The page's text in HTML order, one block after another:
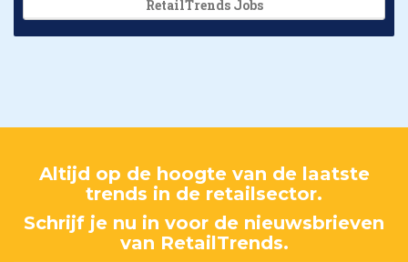
RetailTrends Jobs
Altijd op de hoogte van de laatste
trends in de retailsector.
Schrijf je nu in voor de nieuwsbrieven
van RetailTrends.